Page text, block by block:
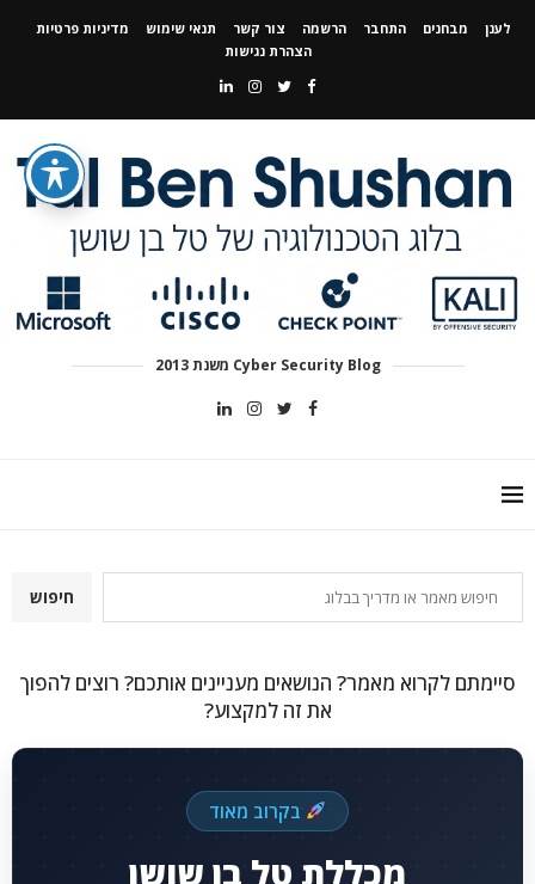
לענן מבחנים התחבר הרשמה צור קשר תנאי שימוש
מדיניות פרטיות
הצהרת נגישות
Cyber Security Blog משנת 2013
חיפוש
סיימתם לקרוא מאמר? הנושאים מעניינים אותכם? רוצים להפוך
את זה למקצוע?
בקרוב מאוד
מכללת טל בן שושן